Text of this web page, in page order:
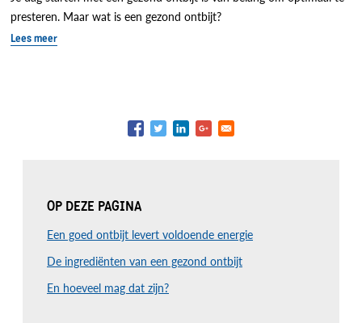
presteren. Maar wat is een gezond ontbijt?
Lees meer
OP DEZE PAGINA
Een goed ontbijt levert voldoende energie
De ingrediënten van een gezond ontbijt
En hoeveel mag dat zijn?